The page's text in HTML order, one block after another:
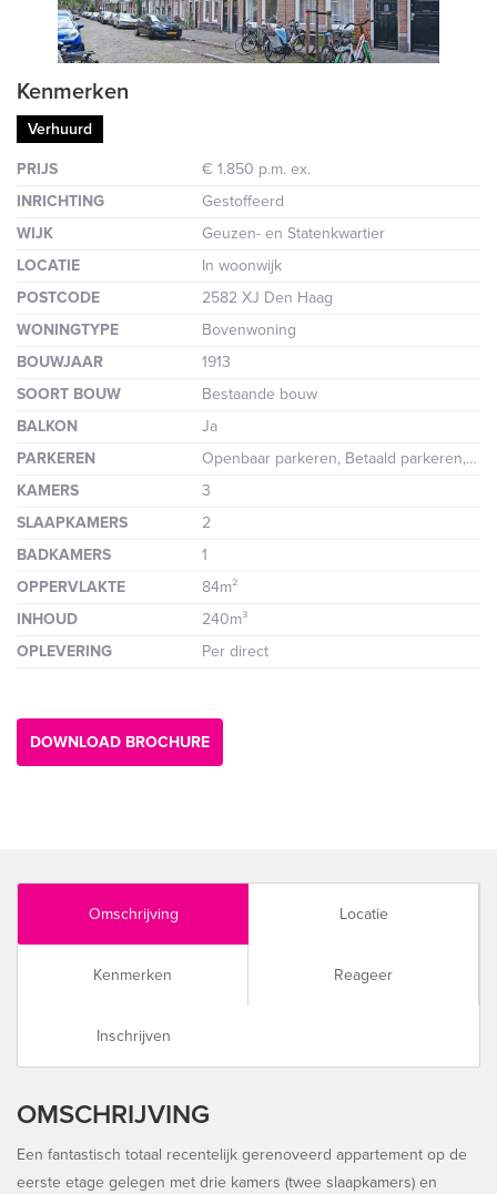
Kenmerken
Verhuurd
PRIJS
€ 1.850 p.m. ex.
INRICHTING
Gestoffeerd
WIJK
Geuzen- en Statenkwartier
LOCATIE
In woonwijk
POSTCODE
2582 XJ Den Haag
WONINGTYPE
Bovenwoning
BOUWJAAR
1913
SOORT BOUW
Bestaande bouw
BALKON
Ja
PARKEREN
Openbaar parkeren, Betaald parkeren, Parkeervergunning
KAMERS
3
SLAAPKAMERS
2
BADKAMERS
1
OPPERVLAKTE
84m²
INHOUD
240m³
OPLEVERING
Per direct
DOWNLOAD BROCHURE
Omschrijving Locatie
Kenmerken Reageer
Inschrijven
OMSCHRIJVING
Een fantastisch totaal recentelijk gerenoveerd appartement op de
eerste etage gelegen met drie kamers (twee slaapkamers) en